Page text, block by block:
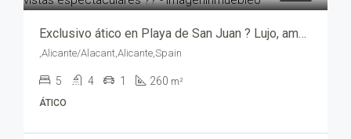
Exclusivo ático en Playa de San Juan ? Lujo, amplitud y vistas espectaculares ?? – mv205035
,Alicante/Alacant,Alicante,Spain
5 4 1 260 m²
ÁTICO